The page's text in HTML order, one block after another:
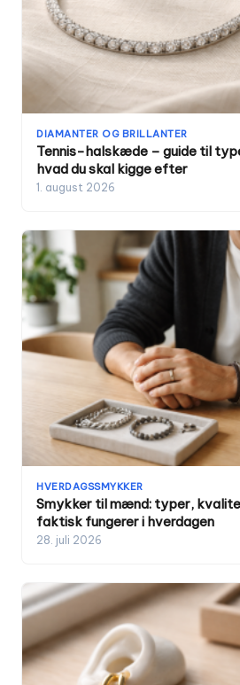
DIAMANTER OG BRILLANTER
Tennis-halskæde – guide til
hvad du skal kigge efter
1. august 2026
HVERDAGSSMYKKER
Smykker til mænd: typer,
faktisk fungerer i hverdagen
28. juli 2026